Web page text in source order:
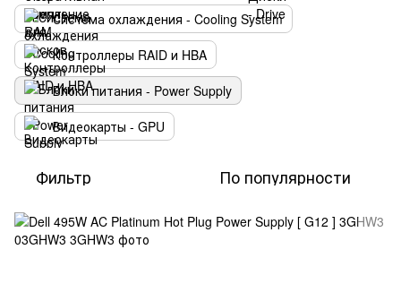
Система охлаждения - Cooling System
Контроллеры RAID и HBA
Блоки питания - Power Supply
Видеокарты - GPU
Фильтр По популярности